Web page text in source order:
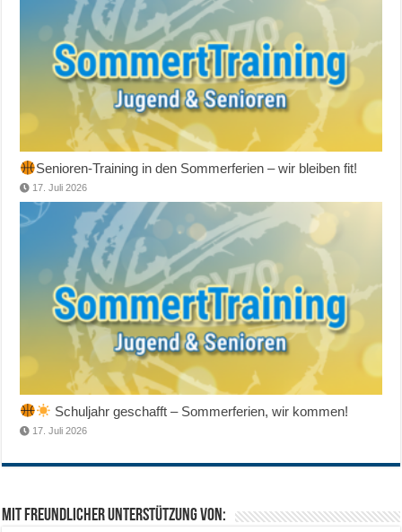
Senioren-Training in den Sommerferien – wir bleiben fit!
17. Juli 2026
Schuljahr geschafft – Sommerferien, wir kommen!
17. Juli 2026
Mit freundlicher Unterstützung von: